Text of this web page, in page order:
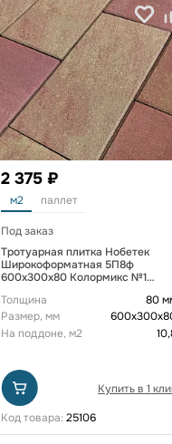
2 375 ₽
м2 паллет
Под заказ
Тротуарная плитка Нобетек
Широкоформатная 5П8ф
600x300x80 Колормикс №1
Толщина
80
Размер, мм
На поддоне, м2
Купить в 1
Код товара: 25106